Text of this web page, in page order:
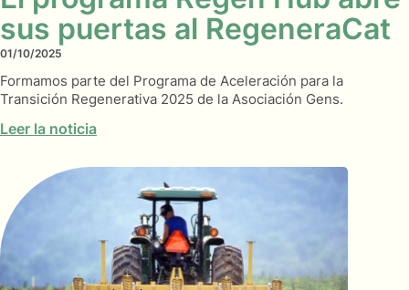
sus puertas al RegeneraCat
01/10/2025
Formamos parte del Programa de Aceleración para la
Transición Regenerativa 2025 de la Asociación Gens.
Leer la noticia